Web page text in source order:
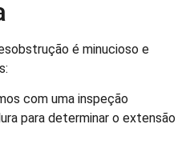
é minucioso e
com uma inspeção
para determinar o extensão